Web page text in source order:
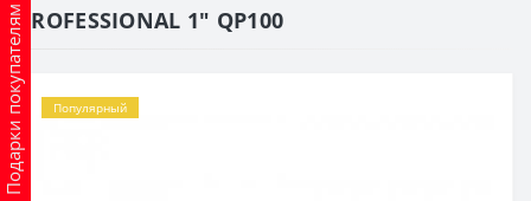
Подарки покупателямPROFESSIONAL 1″ QP100
Популярный